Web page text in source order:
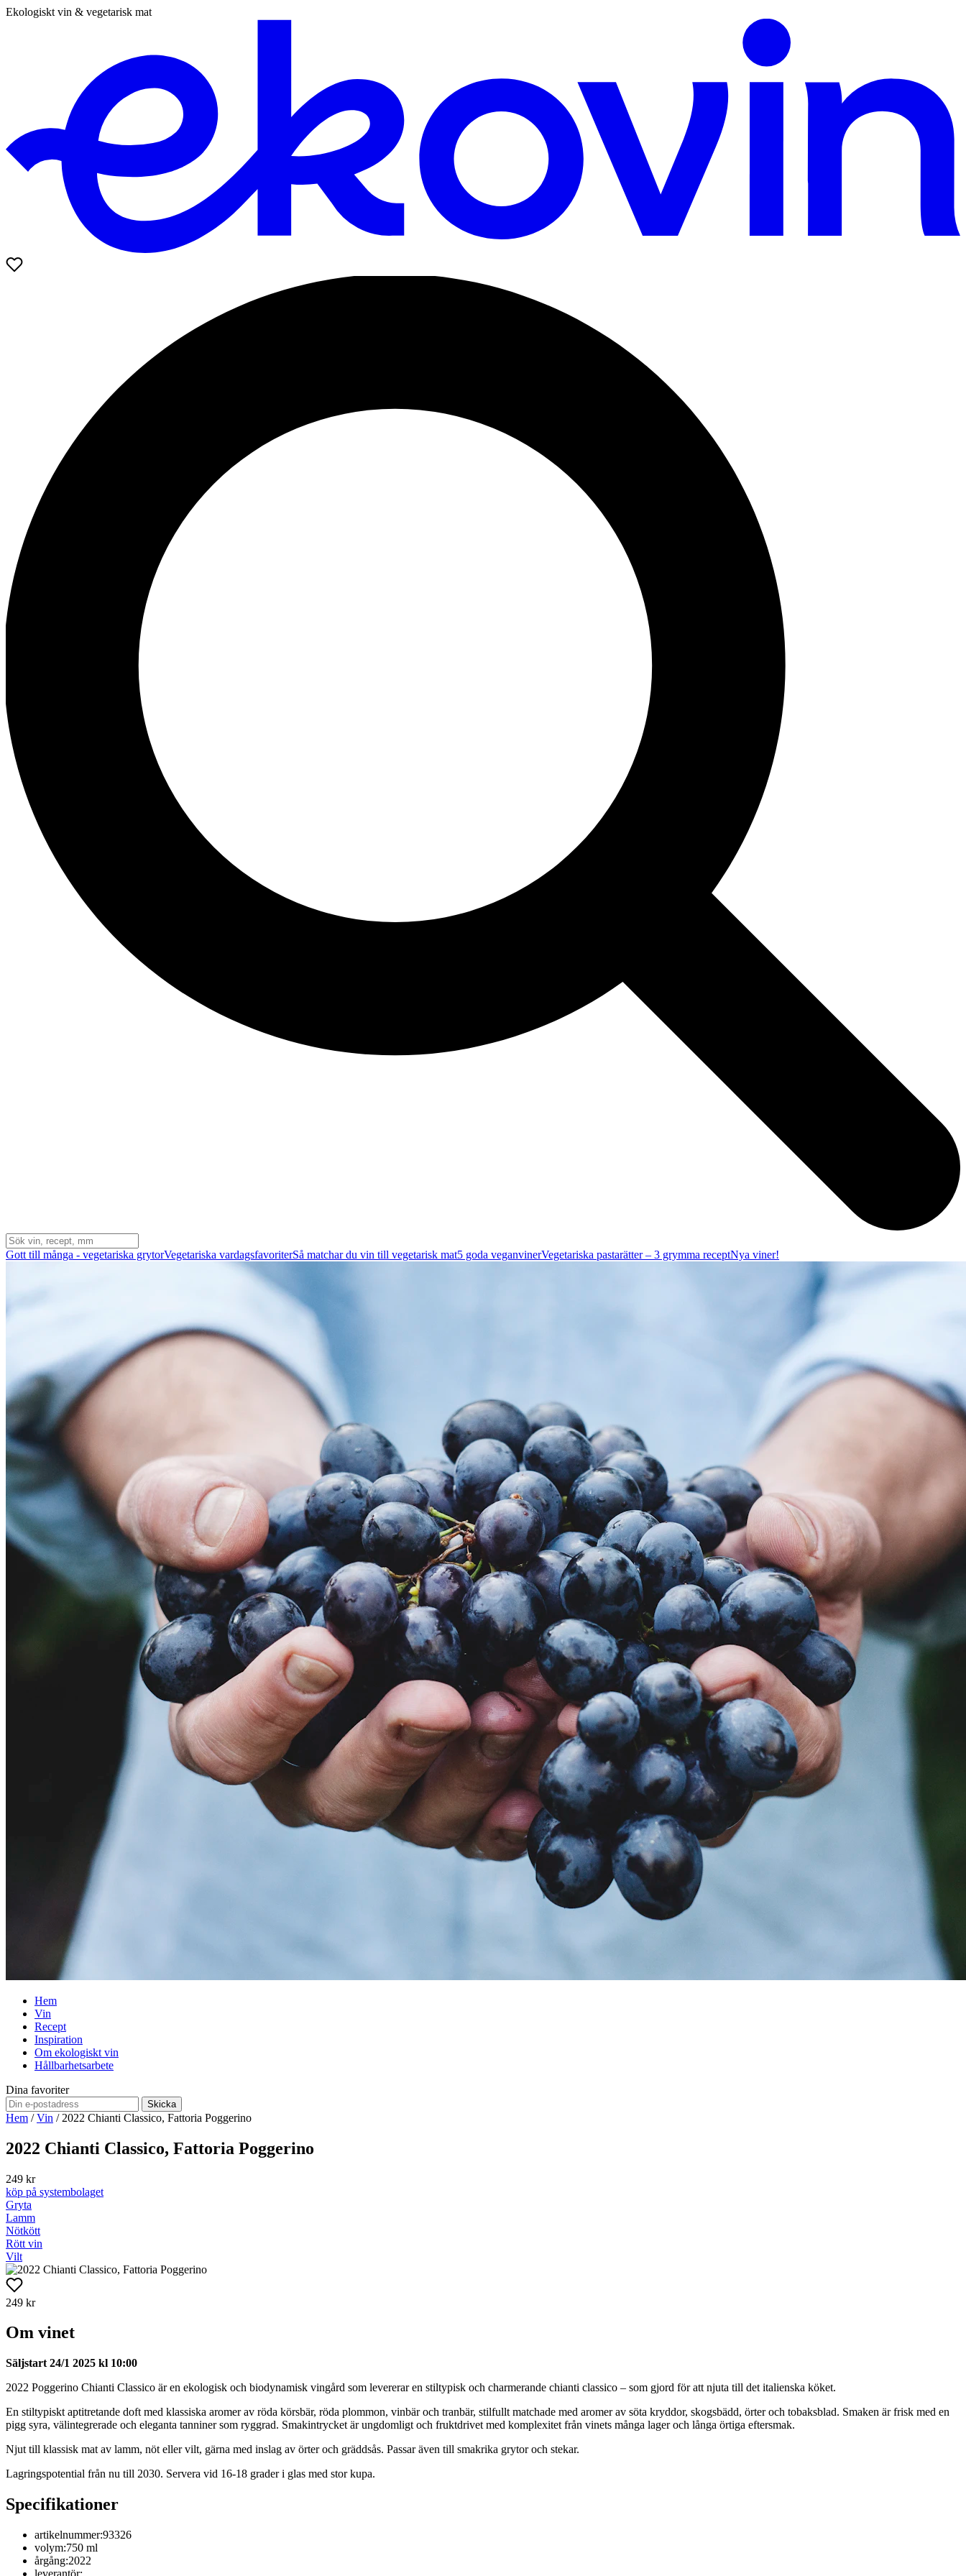
Ekologiskt vin & vegetarisk mat
Gott till många - vegetariska grytorVegetariska vardagsfavoriterSå matchar du vin till vegetarisk mat5 goda veganvinerVegetariska pastarätter – 3 grymma receptNya viner!
Hem
Vin
Recept
Inspiration
Om ekologiskt vin
Hållbarhetsarbete
Dina favoriter
Skicka
Hem /Vin / 2022 Chianti Classico, Fattoria Poggerino
2022 Chianti Classico, Fattoria Poggerino
249 kr
köp på systembolaget
Gryta
Lamm
Nötkött
Rött vin
Vilt
249 kr
Om vinet
Säljstart 24/1 2025 kl 10:00
2022 Poggerino Chianti Classico är en ekologisk och biodynamisk vingård som levererar en stiltypisk och charmerande chianti classico – som gjord för att njuta till det italienska köket.
En stiltypiskt aptitretande doft med klassiska aromer av röda körsbär, röda plommon, vinbär och tranbär, stilfullt matchade med aromer av söta kryddor, skogsbädd, örter och tobaksblad. Smaken är frisk med en
pigg syra, välintegrerade och eleganta tanniner som ryggrad. Smakintrycket är ungdomligt och fruktdrivet med komplexitet från vinets många lager och långa örtiga eftersmak.
Njut till klassisk mat av lamm, nöt eller vilt, gärna med inslag av örter och gräddsås. Passar även till smakrika grytor och stekar.
Lagringspotential från nu till 2030. Servera vid 16-18 grader i glas med stor kupa.
Specifikationer
artikelnummer:93326
volym:750 ml
årgång:2022